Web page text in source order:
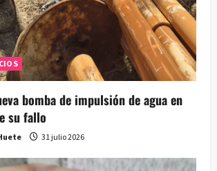
bomba de impulsión de agua en
su fallo
31 julio 2026